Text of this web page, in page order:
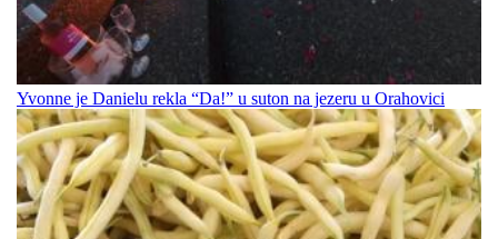
Yvonne je Danielu rekla “Da!” u suton na jezeru u Orahovici